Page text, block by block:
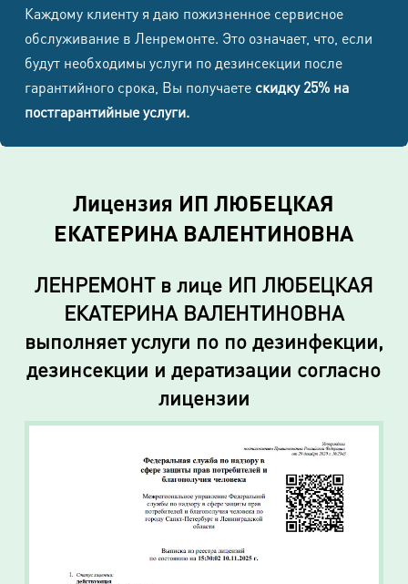
Каждому клиенту я даю пожизненное сервисное
обслуживание в Ленремонте. Это означает, что, если
будут необходимы услуги по дезинсекции после
гарантийного срока, Вы получаете скидку 25% на
постгарантийные услуги.
Лицензия ИП ЛЮБЕЦКАЯ
ЕКАТЕРИНА ВАЛЕНТИНОВНА
ЛЕНРЕМОНТ в лице ИП ЛЮБЕЦКАЯ
ЕКАТЕРИНА ВАЛЕНТИНОВНА
выполняет услуги по по дезинфекции,
дезинсекции и дератизации согласно
лицензии